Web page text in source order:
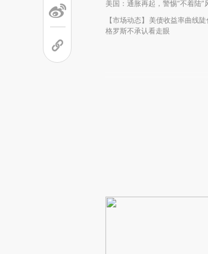
美国：通胀再起，警惕“不着陆”
【市场动态】美债收益率曲线
格罗斯不承认看走眼